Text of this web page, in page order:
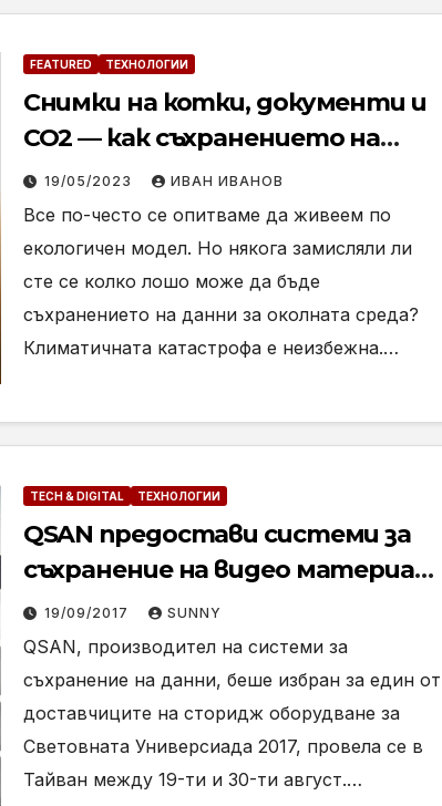
FEATURED ТЕХНОЛОГИИ
Снимки на котки, документи и
CO2 — как съхранението на
данни засяга планетата?
19/05/2023 ИВАН ИВАНОВ
Все по-често се опитваме да живеем по
екологичен модел. Но някога замисляли ли
сте се колко лошо може да бъде
съхранението на данни за околната среда?
Климатичната катастрофа е неизбежна.…
TECH & DIGITAL ТЕХНОЛОГИИ
QSAN предостави системи за
съхранение на видео материал
на Световната Универсиада
2017
19/09/2017 SUNNY
QSAN, производител на системи за
съхранение на данни, беше избран за един от
доставчиците на сторидж оборудване за
Световната Универсиада 2017, провела се в
Тайван между 19-ти и 30-ти август.…